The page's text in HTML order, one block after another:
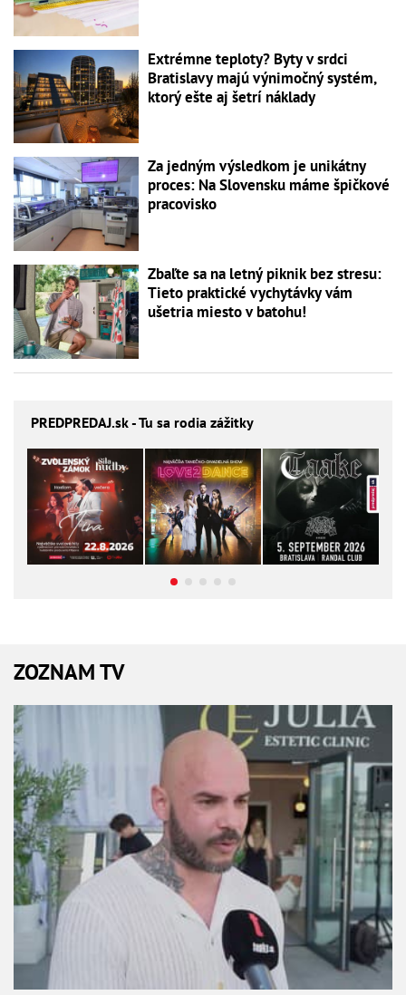
Extrémne teploty? Byty v srdci
Bratislavy majú výnimočný systém,
ktorý ešte aj šetrí náklady
Za jedným výsledkom je unikátny
proces: Na Slovensku máme špičkové
pracovisko
Zbaľte sa na letný piknik bez stresu:
Tieto praktické vychytávky vám
ušetria miesto v batohu!
PREDPREDAJ.sk - Tu sa rodia zážitky
ZOZNAM TV